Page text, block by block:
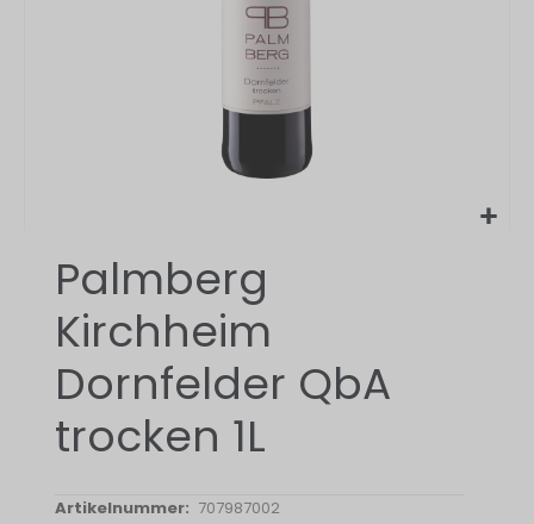
Anfang
Bildergalerie
springen
Palmberg
Kirchheim
Dornfelder QbA
trocken 1L
707987002